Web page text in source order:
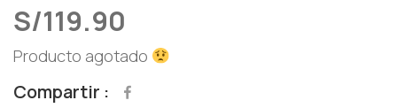
S/119.90
Producto agotado
Compartir